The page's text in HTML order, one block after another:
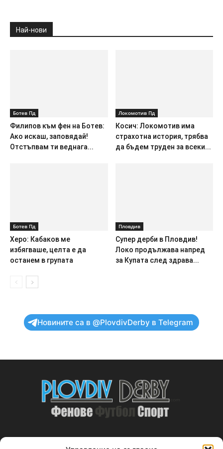
Най-нови
Ботев Пд
Филипов към фен на Ботев:
Ако искаш, заповядай!
Отстъпвам ти веднага...
Локомотив Пд
Косич: Локомотив има
страхотна история, трябва
да бъдем труден за всеки...
Ботев Пд
Херо: Кабаков ме
избягваше, целта е да
останем в групата
Пловдив
Супер дерби в Пловдив!
Локо продължава напред
за Купата след здрава...
Новините са в @PlovdivDerby в Telegram